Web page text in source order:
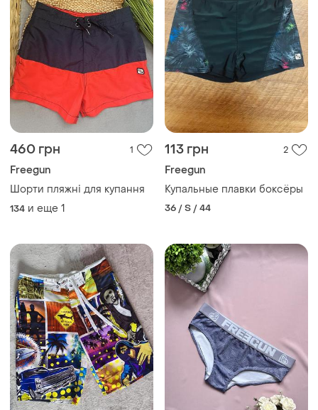
460 грн 1
Freegun
Шорти пляжні для купання
134 и еще 1
113 грн 2
Freegun
Купальные плавки боксёры
36 / S / 44